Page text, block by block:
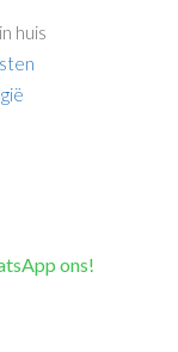
huis
ons!